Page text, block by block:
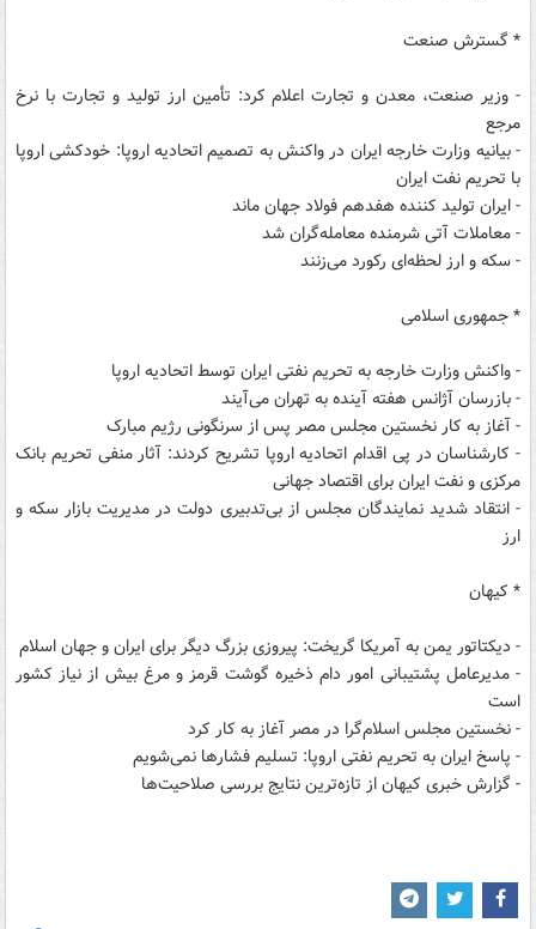
* گسترش صنعت
- وزیر صنعت، معدن و تجارت اعلام کرد: تأمین ارز تولید و تجارت با نرخ
مرجع
- بیانیه وزارت خارجه ایران در واکنش به تصمیم اتحادیه اروپا: خودکشی اروپا
با تحریم نفت ایران
- ایران تولید کننده هفدهم فولاد جهان ماند
- معاملات آتی شرمنده معامله‌گران شد
- سکه و ارز لحظه‌ای رکورد می‌زنند
* جمهوری اسلامی
- واکنش وزارت خارجه به تحریم نفتی ایران توسط اتحادیه اروپا
- بازرسان آژانس هفته آینده به تهران می‌آیند
- آغاز به کار نخستین مجلس مصر پس از سرنگونی رژیم مبارک
- کارشناسان در پی اقدام اتحادیه اروپا تشریح کردند: آثار منفی تحریم بانک
مرکزی و نفت ایران برای اقتصاد جهانی
- انتقاد شدید نمایندگان مجلس از بی‌تدبیری دولت در مدیریت بازار سکه و
ارز
* کیهان
- دیکتاتور یمن به آمریکا گریخت: پیروزی بزرگ دیگر برای ایران و جهان اسلام
- مدیرعامل پشتیبانی امور دام ذخیره گوشت قرمز و مرغ بیش از نیاز کشور
است
- نخستین مجلس اسلام‌گرا در مصر آغاز به کار کرد
- پاسخ ایران به تحریم نفتی اروپا: تسلیم فشارها نمی‌شویم
- گزارش خبری کیهان از تازه‌ترین نتایج بررسی صلاحیت‌ها